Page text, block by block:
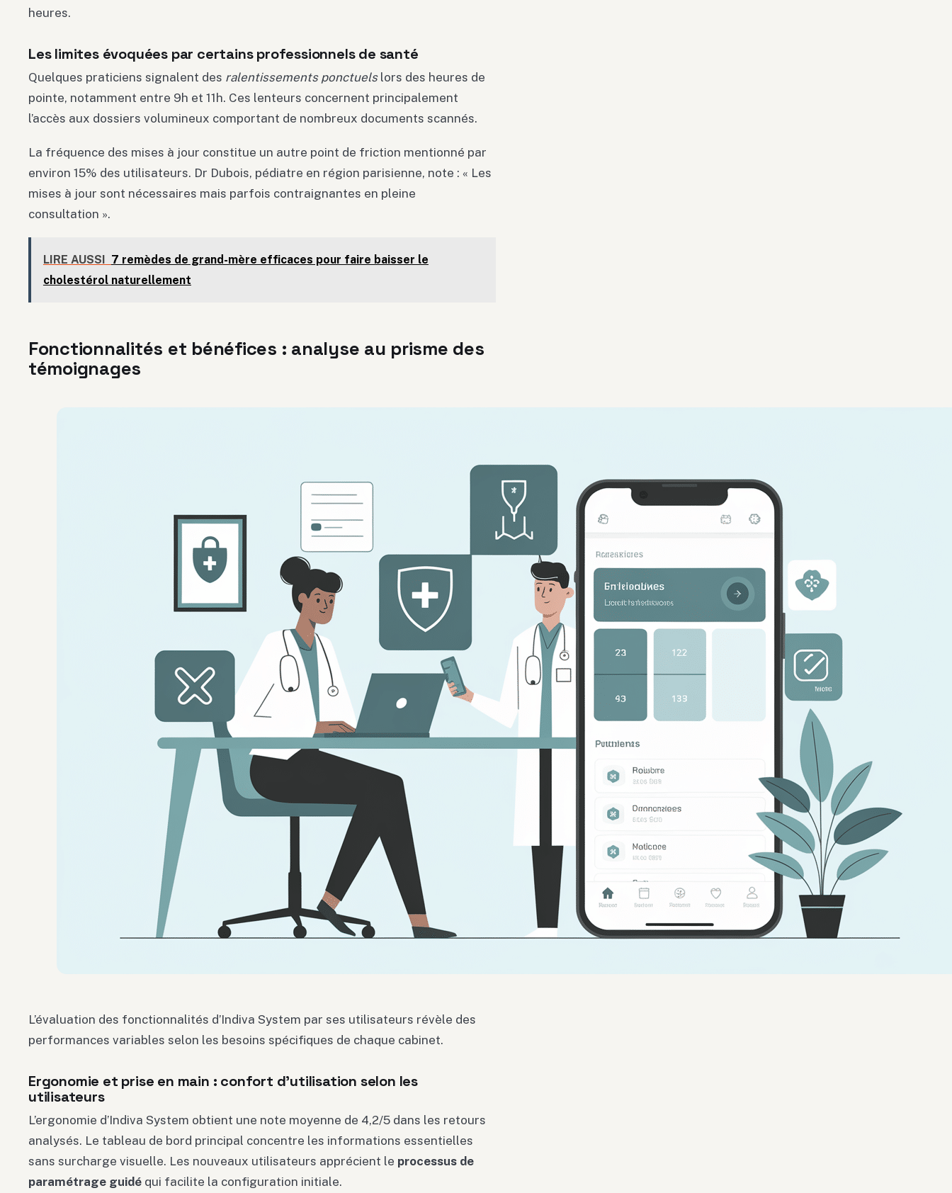
heures.
Les limites évoquées par certains professionnels de santé
Quelques praticiens signalent des ralentissements ponctuelslors des heures de
pointe, notamment entre 9h et 11h. Ces lenteurs concernent principalement
l’accès aux dossiers volumineux comportant de nombreux documents scannés.
La fréquence des mises à jour constitue un autre point de friction mentionné par
environ 15% des utilisateurs. Dr Dubois, pédiatre en région parisienne, note : « Les
mises à jour sont nécessaires mais parfois contraignantes en pleine
consultation ».
LIRE AUSSI 7 remèdes de grand-mère efficaces pour faire baisser le
cholestérol naturellement
Fonctionnalités et bénéfices : analyse au prisme des
témoignages
L’évaluation des fonctionnalités d’Indiva System par ses utilisateurs révèle des
performances variables selon les besoins spécifiques de chaque cabinet.
Ergonomie et prise en main : confort d’utilisation selon les
utilisateurs
L’ergonomie d’Indiva System obtient une note moyenne de 4,2/5 dans les retours
analysés. Le tableau de bord principal concentre les informations essentielles
sans surcharge visuelle. Les nouveaux utilisateurs apprécient le processus de
paramétrage guidé qui facilite la configuration initiale.